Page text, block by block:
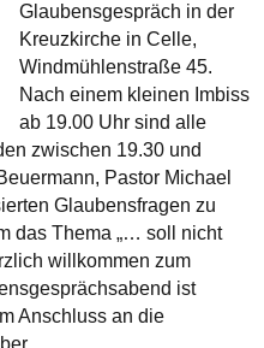
Glaubensgespräch in der
Kreuzkirche in Celle,
Windmühlenstraße 45.
Nach einem kleinen Imbiss
ab 19.00 Uhr sind alle
zwischen 19.30 und
Pastor Michael
Glaubensfragen zu
das Thema „… soll nicht
willkommen zum
ist
Anschluss an die